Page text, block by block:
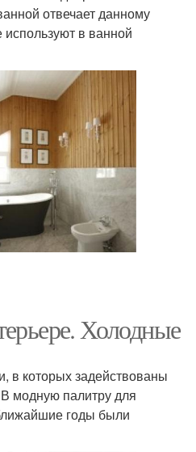
отвечает данному
в ванной
Холодные
в которых задействованы
модную палитру для
годы были